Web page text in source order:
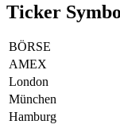
Ticker
BÖRSE
AMEX
London
München
Hamburg